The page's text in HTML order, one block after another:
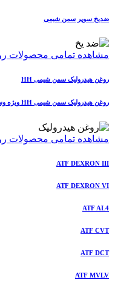
ضدیخ سوپر سمن شیمی
مشاهده تمامی محصولات
روغن هیدرولیک سمن شیمی HH
روغن هیدرولیک سمن شیمی HH ویژه وسایل نقلیه سنگین
مشاهده تمامی محصولات
ATF DEXRON III
ATF DEXRON VI
ATF AL4
ATF CVT
ATF DCT
ATF MVLV